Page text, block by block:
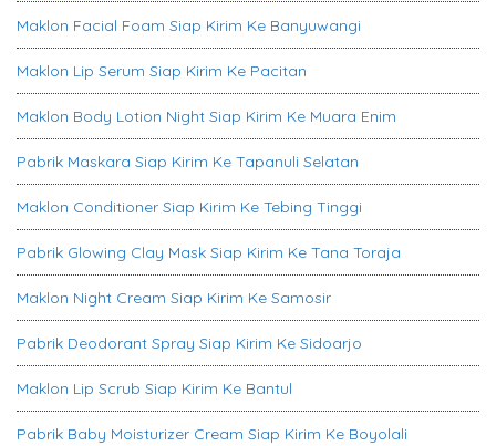
Maklon Facial Foam Siap Kirim Ke Banyuwangi
Maklon Lip Serum Siap Kirim Ke Pacitan
Maklon Body Lotion Night Siap Kirim Ke Muara Enim
Pabrik Maskara Siap Kirim Ke Tapanuli Selatan
Maklon Conditioner Siap Kirim Ke Tebing Tinggi
Pabrik Glowing Clay Mask Siap Kirim Ke Tana Toraja
Maklon Night Cream Siap Kirim Ke Samosir
Pabrik Deodorant Spray Siap Kirim Ke Sidoarjo
Maklon Lip Scrub Siap Kirim Ke Bantul
Pabrik Baby Moisturizer Cream Siap Kirim Ke Boyolali